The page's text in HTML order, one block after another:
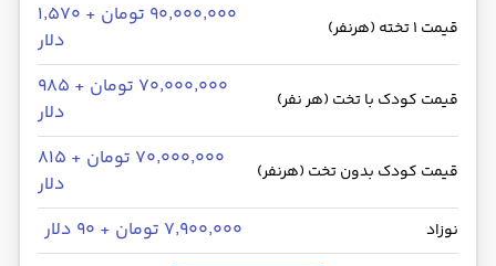
قیمت 1 تخته (هرنفر)
۹۰٬۰۰۰٬۰۰۰ تومان + ۱٬۵۷۰
دلار
قیمت کودک با تخت (هر نفر)
۷۰٬۰۰۰٬۰۰۰ تومان + ۹۸۵
دلار
قیمت کودک بدون تخت (هرنفر)
۷۰٬۰۰۰٬۰۰۰ تومان + ۸۱۵
دلار
نوزاد ۷٬۹۰۰٬۰۰۰ تومان + ۹۰ دلار